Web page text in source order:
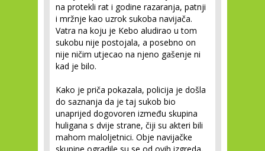
na protekli rat i godine razaranja, patnji
i mržnje kao uzrok sukoba navijača.
Vatra na koju je Kebo aludirao u tom
sukobu nije postojala, a posebno on
nije ničim utjecao na njeno gašenje ni
kad je bilo.
Kako je priča pokazala, policija je došla
do saznanja da je taj sukob bio
unaprijed dogovoren između skupina
huligana s dvije strane, čiji su akteri bili
mahom maloljetnici. Obje navijačke